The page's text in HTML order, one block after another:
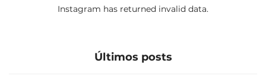
Instagram has returned invalid data.
Últimos posts